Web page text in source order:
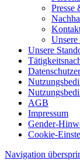
Presse
Unsere
Unsere
AGB
Impressum
Gender-
Cookie-
Navigation